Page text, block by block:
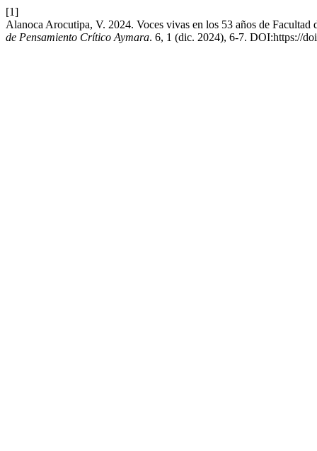
[1]
Alanoca Arocutipa, V. 2024. Voces vivas en los 53 años de
de Pensamiento Crítico Aymara. 6, 1 (dic. 2024), 6-7. DOI:https://